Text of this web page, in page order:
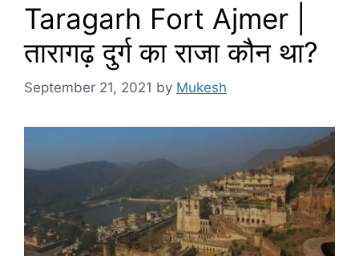
Taragarh Fort Ajmer |
तारागढ़ दुर्ग का राजा कौन था?
September 21, 2021 by Mukesh